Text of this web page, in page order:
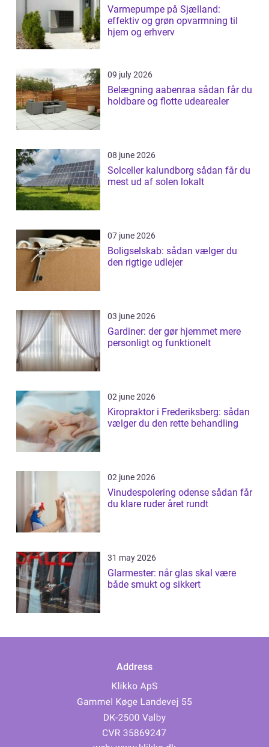
Varmepumpe på Sjælland:
effektiv og grøn opvarmning til
hjem og erhverv
09 july 2026
Belægning aabenraa sådan får du
holdbare og flotte udearealer
08 june 2026
Solceller kalundborg sådan får du
mest ud af solen lokalt
07 june 2026
Boligselskab: sådan vælger du
den rigtige udlejer
03 june 2026
Gardiner: der gør hjemmet mere
personligt og funktionelt
02 june 2026
Kiropraktor i Frederiksberg: sådan
vælger du den rette behandling
02 june 2026
Vinudespolering odense sådan får
du klare ruder året rundt
31 may 2026
Glarmester: når glas skal være
både smukt og sikkert
Address